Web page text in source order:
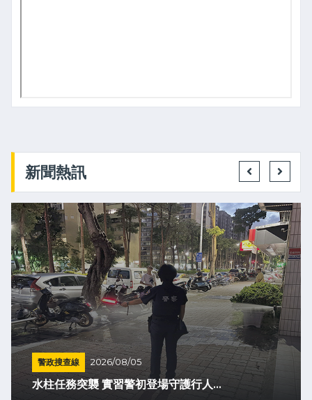
新聞熱訊
警政搜查線 2026/08/05
水柱任務突襲 實習警初登場守護行人...